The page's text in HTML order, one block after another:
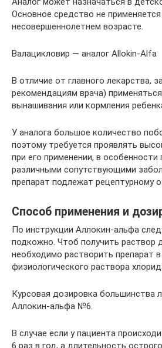
Основное средство не применяется
несовершеннолетнем возрасте.
Валацикловир — аналог Allokin-Alfa
В отличие от главного лекарства,
рекомендациям врача)
вынашивания или кормления
У аналога большое количество
поэтому требуется проявлять
при его применении, в особенности
различными сопутствующими
препарат подлежат рецептурному
Способ применения и
По инструкции Аллокин-альфа
подкожно. Чтоб получить раствор
необходимо растворить препарат
физиологического раствора
Курсовая дозировка большинства
Аллокин-альфа №6.
В случае если у пациента
6 раз в год, а длительность